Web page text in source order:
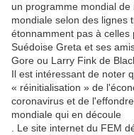
un programme mondial
mondiale selon des lignes
étonnamment pas à celles
Suédoise Greta et ses
Gore ou Larry Fink de
Il est intéressant de noter
« réinitialisation » de
coronavirus et de
mondiale qui en découle
. Le site internet du FEM